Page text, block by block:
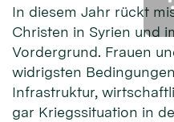
In diesem Jahr rückt
Christen in Syrien und
Vordergrund. Frauen
widrigsten
Infrastruktur,
gar Kriegssituation in